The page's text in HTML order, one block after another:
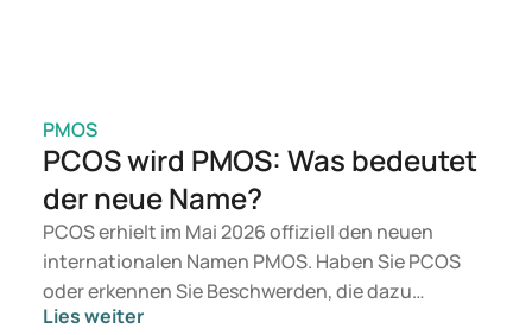
PMOS
PCOS wird PMOS: Was bedeutet
der neue Name?
PCOS erhielt im Mai 2026 offiziell den neuen
internationalen Namen PMOS. Haben Sie PCOS
oder erkennen Sie Beschwerden, die dazu
passen? Medizinisch ändert sich zunächst nichts.
Lies weiter